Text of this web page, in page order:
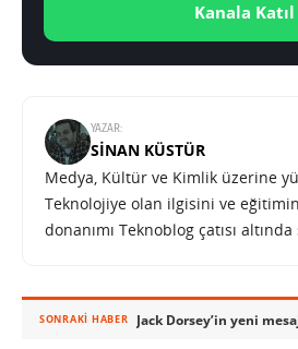
Kanala Katıl
YAZAR:
SINAN KÜSTÜR
Medya, Kültür ve Kimlik üzerine
Teknolojiye olan ilgisini ve
donanımı Teknoblog çatısı
SONRAKI HABER